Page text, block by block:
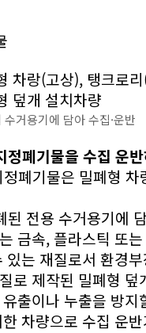
차랑(고상), 탱크로
덮개 설치차량
수거용기에 담아 수집·운반
정폐기물을 수집 운
폐기물은 밀폐형 차
전용 수거용기에
금속, 플라스틱 또
있는 재질로서 환경
로 제작된 밀폐형 덮
출이나 누출을 방지
차량으로 수집 운